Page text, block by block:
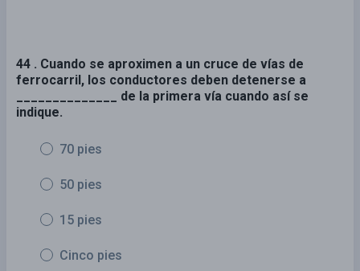
44 . Cuando se aproximen a un cruce de vías de
ferrocarril, los conductores deben detenerse a
______________ de la primera vía cuando así se
indique.
70 pies
50 pies
15 pies
Cinco pies